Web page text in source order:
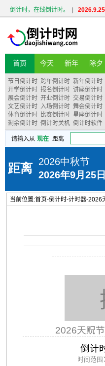
倒计时，在线倒计时。
首页 今天 新年 除夕
节日倒计时 跨年倒计时 新年倒计时
开学倒计时 报名倒计时 讲座倒计时
展会倒计时 开业倒计时 交易倒计时
文艺倒计时 入场倒计时 舞会倒计时
体育倒计时 比赛倒计时 星座倒计时
剩余倒计时 倒计时关机 倒计时软件
当前位置:首页-倒计时-计时器-2026
2026天贶
倒计
时间范围